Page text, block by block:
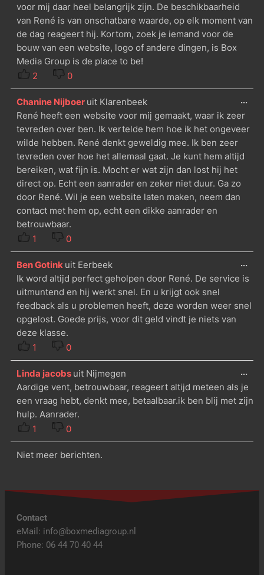
voor mij daar heel belangrijk zijn. De beschikbaarheid
van René is van onschatbare waarde, op elk moment van
de dag reageert hij. Kortom, zoek je iemand voor de
bouw van een website, logo of andere dingen, is Box
Media Group is de place to be!
2
0
Chanine Nijboer uit Klarenbeek
René heeft een website voor mij gemaakt, waar ik zeer
tevreden over ben. Ik vertelde hem hoe ik het ongeveer
wilde hebben. René denkt geweldig mee. Ik ben zeer
tevreden over hoe het allemaal gaat. Je kunt hem altijd
bereiken, wat fijn is. Mocht er wat zijn dan lost hij het
direct op. Echt een aanrader en zeker niet duur. Ga zo
door René. Wil je een website laten maken, neem dan
contact met hem op, echt een dikke aanrader en
betrouwbaar.
1
0
...
Ben Gotink uit Eerbeek
Ik word altijd perfect geholpen door René. De service is
uitmuntend en hij werkt snel. En u krijgt ook snel
feedback als u problemen heeft, deze worden weer snel
opgelost. Goede prijs, voor dit geld vindt je niets van
deze klasse.
1
0
...
Linda jacobs uit Nijmegen
Aardige vent, betrouwbaar, reageert altijd meteen als je
een vraag hebt, denkt mee, betaalbaar.ik ben blij met zijn
hulp. Aanrader.
1
0
...
Niet meer berichten.
Contact
eMail: info@boxmediagroup.nl
Phone: 06 44 70 40 44